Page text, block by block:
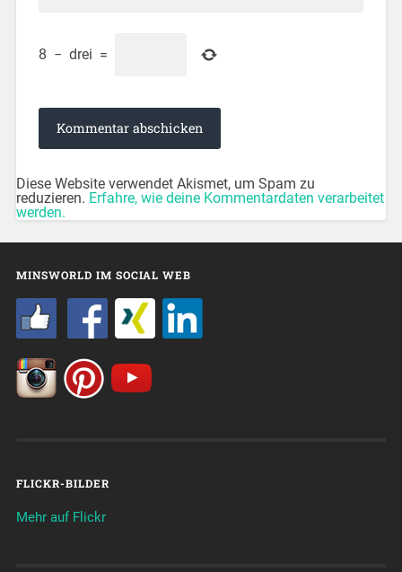
8 − drei =
Diese Website verwendet Akismet, um Spam zu
reduzieren. Erfahre, wie deine Kommentardaten verarbeitet
werden.
MINSWORLD IM SOCIAL WEB
FLICKR-BILDER
Mehr auf Flickr